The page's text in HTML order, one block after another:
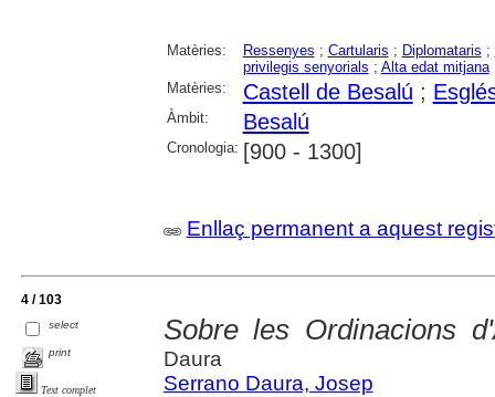
Matèries: Ressenyes ; Cartularis ; Diplomataris ;
privilegis senyorials ; Alta edat mitjana
Matèries:
Castell de Besalú ;
Àmbit: Besalú
Cronologia: [900 - 1300]
Enllaç permanent a aquest
4 / 103
select
print
Text complet
Sobre les Ordinacions
Daura
Serrano Daura, Josep